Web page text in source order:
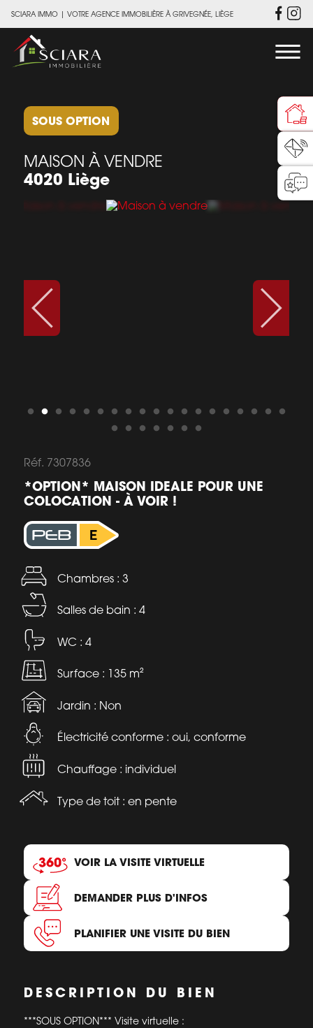
SCIARA IMMO | VOTRE AGENCE IMMOBILIÈRE À GRIVEGNÉE, LIÈGE
SOUS OPTION
MAISON À VENDRE
4020 Liège
Réf. 7307836
*OPTION* MAISON IDEALE POUR UNE
COLOCATION - À VOIR !
Chambres : 3
Salles de bain : 4
WC : 4
Surface : 135 m²
Jardin : Non
Électricité conforme : oui, conforme
Chauffage : individuel
Type de toit : en pente
VOIR LA VISITE VIRTUELLE
DEMANDER PLUS D'INFOS
PLANIFIER UNE VISITE DU BIEN
DESCRIPTION DU BIEN
***SOUS OPTION*** Visite virtuelle :